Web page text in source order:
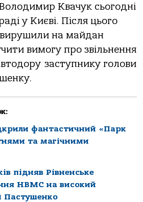
Квачук сьогодні
у Києві. Після цього
вирушили на майдан
вимогу про звільнення
заступнику голови
фантастичний «Парк
та магічними
підняв Рівненське
НВМС на високий
Пастушенко